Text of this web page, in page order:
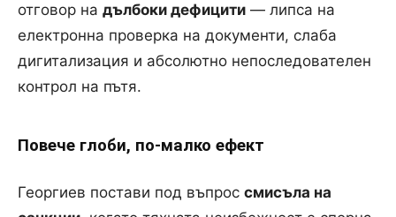
отговор на дълбоки дефицити — липса на
електронна проверка на документи, слаба
дигитализация и абсолютно непоследователен
контрол на пътя.
Повече глоби, по-малко ефект
Георгиев постави под въпрос смисъла на